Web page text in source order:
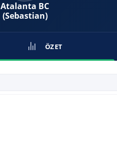
Atalanta BC
(Sebastian)
ÖZET